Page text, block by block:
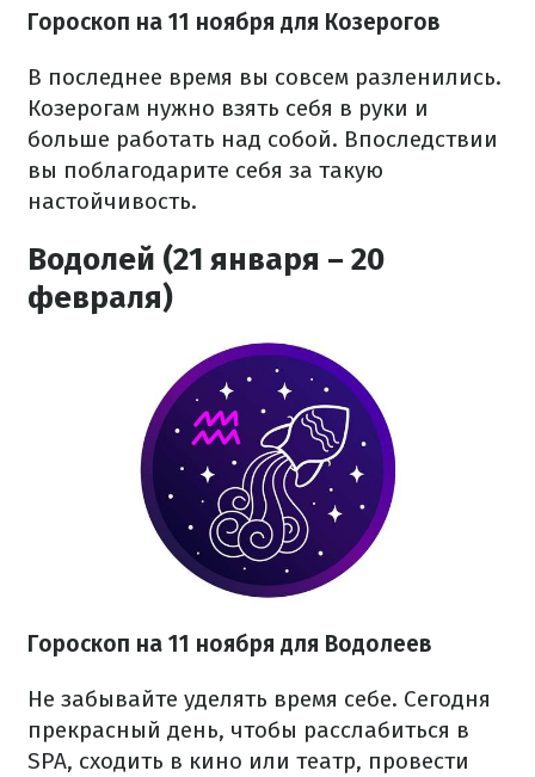
Гороскоп на 11 ноября для Козерогов
В последнее время вы совсем разленились.
Козерогам нужно взять себя в руки и
больше работать над собой. Впоследствии
вы поблагодарите себя за такую
настойчивость.
Водолей (21 января – 20
февраля)
Гороскоп на 11 ноября для Водолеев
Не забывайте уделять время себе. Сегодня
прекрасный день, чтобы расслабиться в
SPA, сходить в кино или театр, провести